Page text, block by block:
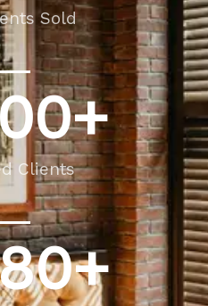
Sold
Clients
+
+